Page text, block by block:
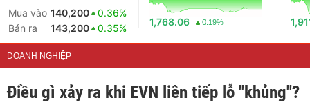
Mua vào 140,200
0.36%
Bán ra
143,200 0.35%
1,768.06 0.19%
DOANH NGHIỆP
Điều gì xảy ra khi EVN liên tiếp lỗ "khủng"?